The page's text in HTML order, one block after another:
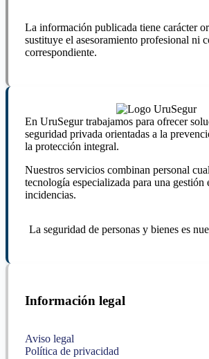
La información publicada tiene carácter
sustituye el asesoramiento profesional ni
correspondiente.
En UruSegur trabajamos para ofrecer
seguridad privada orientadas a la
la protección integral.
Nuestros servicios combinan personal
tecnología especializada para una gestión
incidencias.
La seguridad de personas y bienes es
Información legal
Aviso legal
Política de privacidad